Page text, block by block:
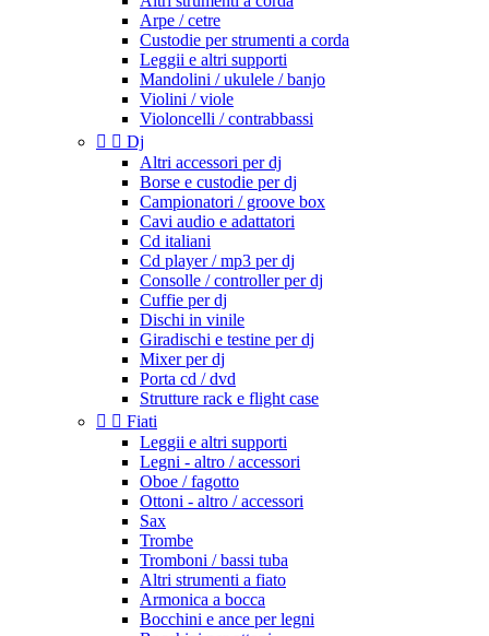
Arpe / cetre
Custodie per strumenti a corda
Leggii e altri supporti
Mandolini / ukulele / banjo
Violini / viole
Violoncelli / contrabbassi
  Dj
Altri accessori per dj
Borse e custodie per dj
Campionatori / groove box
Cavi audio e adattatori
Cd italiani
Cd player / mp3 per dj
Consolle / controller per dj
Cuffie per dj
Dischi in vinile
Giradischi e testine per dj
Mixer per dj
Porta cd / dvd
Strutture rack e flight case
  Fiati
Leggii e altri supporti
Legni - altro / accessori
Oboe / fagotto
Ottoni - altro / accessori
Sax
Trombe
Tromboni / bassi tuba
Altri strumenti a fiato
Armonica a bocca
Bocchini e ance per legni